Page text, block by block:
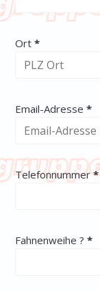
Ort(erforderlich)
*
Email-Adresse*
Telefonnummer*
Fahnenweihe ?*